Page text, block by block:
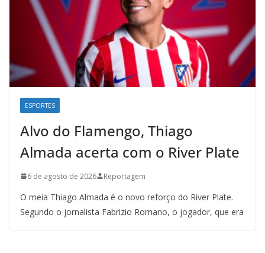
ESPORTES
Alvo do Flamengo, Thiago
Almada acerta com o River Plate
6 de agosto de 2026 Reportagem
O meia Thiago Almada é o novo reforço do River Plate.
Segundo o jornalista Fabrizio Romano, o jogador, que era